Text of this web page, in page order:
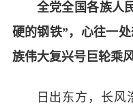
全党全国各族人
硬的钢铁”，心往一
族伟大复兴号巨轮乘
日出东方，长风